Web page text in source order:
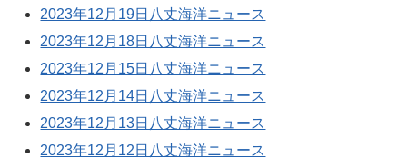
2023年12月19日八丈海洋ニュース
2023年12月18日八丈海洋ニュース
2023年12月15日八丈海洋ニュース
2023年12月14日八丈海洋ニュース
2023年12月13日八丈海洋ニュース
2023年12月12日八丈海洋ニュース